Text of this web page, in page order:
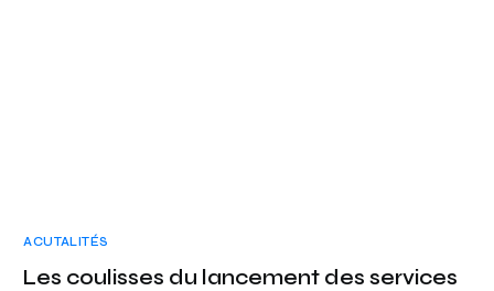
ACUTALITÉS
Les coulisses du lancement des services